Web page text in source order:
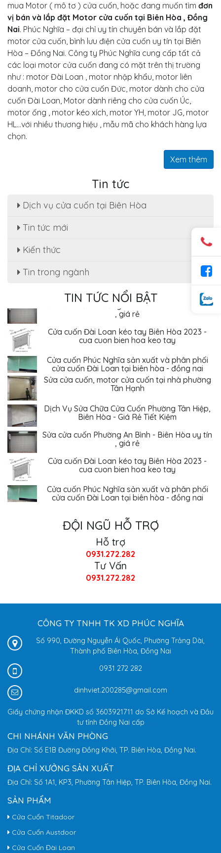
mua Motor ( mô tơ ) cửa cuốn, hoặc đang muốn tìm đơn
vị bán và lắp đặt Motor cửa cuốn tại Biên Hòa , Đồng
Nai. Phúc Nghĩa – đại chỉ uy tín chuyên bán và lắp đặt
motor cửa cuốn, bình lưu điện cửa cuốn uy tín tại Biên
Hòa – Đồng Nai. Công ty Phúc Nghĩa cung cấp tất cả
các loại motor cửa cuốn đang có mặt trên thị trường
như : motor Đài Loan , motor nhập khẩu, motor liên
doanh, motor cho cửa cuốn Đức, motor dành cho cửa
cuốn Đài Loan, Motor dành riêng cho cửa cuốn Úc,
motor ống , motor kéo xích, motor YH, motor JG, motor
HL…với nhiều thương hiệu , mẫu mã cho khách hàng lựa
chọn.
Xem thêm
Tin tức
Dịch vụ cửa cuốn tại Biên Hòa
Tin tức mới
Kiến thức
Tin trong ngành
TIN TỨC NỔI BẬT
Sửa cửa cuốn, motor cửa cuốn tại nhà phường
Dịch Vụ Sửa Chữa Cửa Cuốn Phường Tân Hiệp,
Sửa cửa cuốn Phường An Bình - Biên Hòa uy tín
, giá rẻ
Cửa cuốn Đài Loan kéo tay Biên Hòa 2023 -
cua cuon bien hoa keo tay
Cửa cuốn Phúc Nghĩa sản xuất và phân phối
cửa cuốn Đài Loan tại biên hòa - đồng nai
Sửa cửa cuốn, motor cửa cuốn tại nhà phường
Tân Hạnh
Dịch Vụ Sửa Chữa Cửa Cuốn Phường Tân Hiệp,
Biên Hòa - Giá Rẻ Tiết Kiệm
Sửa cửa cuốn Phường An Bình - Biên Hòa uy tín
, giá rẻ
Cửa cuốn Đài Loan kéo tay Biên Hòa 2023 -
cua cuon bien hoa keo tay
Cửa cuốn Phúc Nghĩa sản xuất và phân phối
cửa cuốn Đài Loan tại biên hòa - đồng nai
ĐỘI NGŨ HỖ TRỢ
Hỗ trợ
0931.272.282
Tư Vấn
0931.272.282
CÔNG TY TNHH TK XD PHÚC NGHĨA
Số 990, Đường Nguyễn Ái Quốc, Phường Trảng Dài,
Thành phố Biên Hòa, Đồng Nai
0931 272 282
dinhviet.200285@gmail.com
Giấy chứng nhận ĐKKD số 3603921711 do Sở Kế hoạch và Đầu
tư tỉnh Đồng Nai cấp
CHI NHÁNH VĂN PHÒNG
Địa Chỉ: Số E1B Đường Đồng Khởi, TP. Biên Hòa, Đồng Nai.
ĐỊA CHỈ XƯỞNG SẢN XUẤT
Địa Chỉ: Số 1A1, KP3, Phường Tân Hiệp, TP. Biên Hòa, Đồng Nai.
SẢN PHẨM
Cửa Cuốn Titadoor
Cửa Cuốn Austdoor
Cửa Cuốn Đài Loan